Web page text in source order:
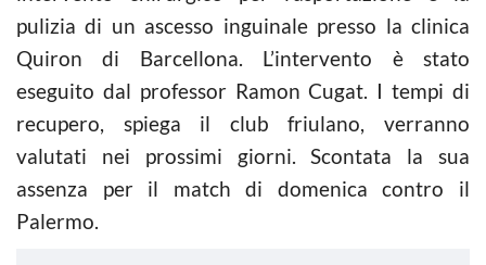
pulizia di un ascesso inguinale presso la clinica
Quiron di Barcellona. L’intervento è stato
eseguito dal professor Ramon Cugat. I tempi di
recupero, spiega il club friulano, verranno
valutati nei prossimi giorni. Scontata la sua
assenza per il match di domenica contro il
Palermo.